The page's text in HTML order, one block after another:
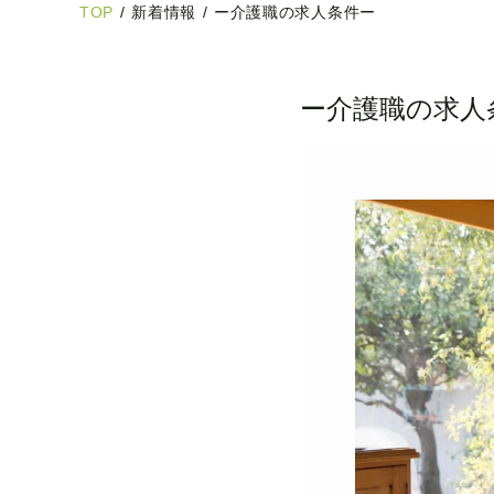
TOP / 新着情報 / ー介護職の求人条件ー
ー介護職の求人